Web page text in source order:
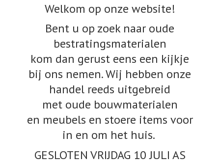
Welkom op onze website!
Bent u op zoek naar oude
bestratingsmaterialen
kom dan gerust eens een kijkje
bij ons nemen. Wij hebben onze
handel reeds uitgebreid
met oude bouwmaterialen
en meubels en stoere items voor
in en om het huis.
GESLOTEN VRIJDAG 10JULI AS